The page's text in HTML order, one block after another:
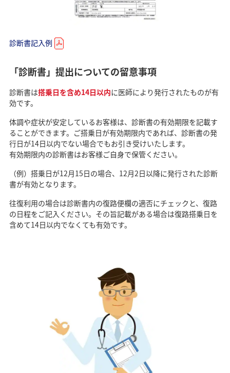
診断書記入例
「診断書」提出についての留意事項
診断書は搭乗日を含め14日以内に医師により発行されたものが有
効です。
体調や症状が安定しているお客様は、診断書の有効期限を記載す
ることができます。ご搭乗日が有効期限内であれば、診断書の発
行日が14日以内でない場合でもお引き受けいたします。
有効期限内の診断書はお客様ご自身で保管ください。
（例）搭乗日が12月15日の場合、12月2日以降に発行された診断
書が有効となります。
往復利用の場合は診断書内の復路便欄の適否にチェックと、復路
の日程をご記入ください。その旨記載がある場合は復路搭乗日を
含めて14日以内でなくても有効です。